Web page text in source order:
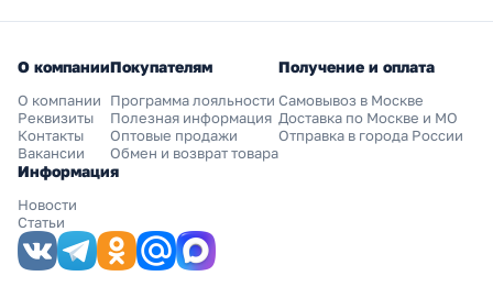
О компании
О компании
Реквизиты
Контакты
Вакансии
Покупателям
Программа лояльности
Полезная информация
Оптовые продажи
Обмен и возврат товара
Получение и оплата
Самовывоз в Москве
Доставка по Москве и МО
Отправка в города России
Информация
Новости
Статьи